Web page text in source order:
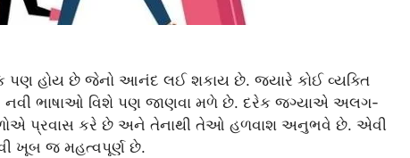
હોય છે જેનો આનંદ લઈ શકાય છે. જ્યારે કોઈ વ્યક્તિ
નવી ભાષાઓ વિશે પણ જાણવા મળે છે. દરેક જગ્યાએ અલગ-
પ્રવાસ કરે છે અને તેનાથી તેઓ હળવાશ અનુભવે છે. એવી
ખૂબ જ મહત્વપૂર્ણ છે.